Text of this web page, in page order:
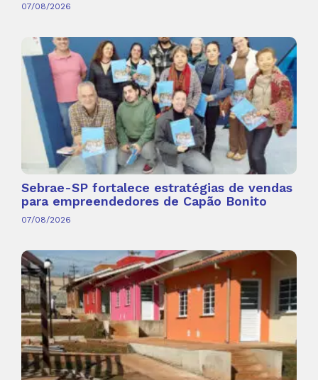
07/08/2026
Sebrae-SP fortalece estratégias de vendas
para empreendedores de Capão Bonito
07/08/2026